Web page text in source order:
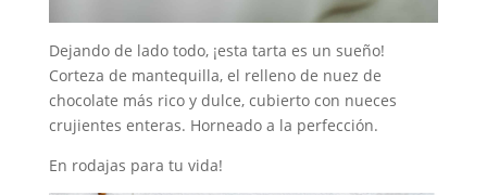
Dejando de lado todo, ¡esta tarta es un sueño!
Corteza de mantequilla, el relleno de nuez de
chocolate más rico y dulce, cubierto con nueces
crujientes enteras. Horneado a la perfección.
En rodajas para tu vida!